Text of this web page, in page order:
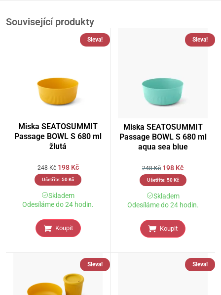
Související produkty
Sleva!
Miska SEATOSUMMIT
Passage BOWL S 680 ml
žlutá
248Kč 198 Kč
Ušetříte: 50Kč
Skladem
Odesíláme do 24 hodin.
Koupit
Sleva!
Miska SEATOSUMMIT
Passage BOWL S 680 ml
aqua sea blue
248Kč 198 Kč
Ušetříte: 50Kč
Skladem
Odesíláme do 24 hodin.
Koupit
Sleva! Sleva!